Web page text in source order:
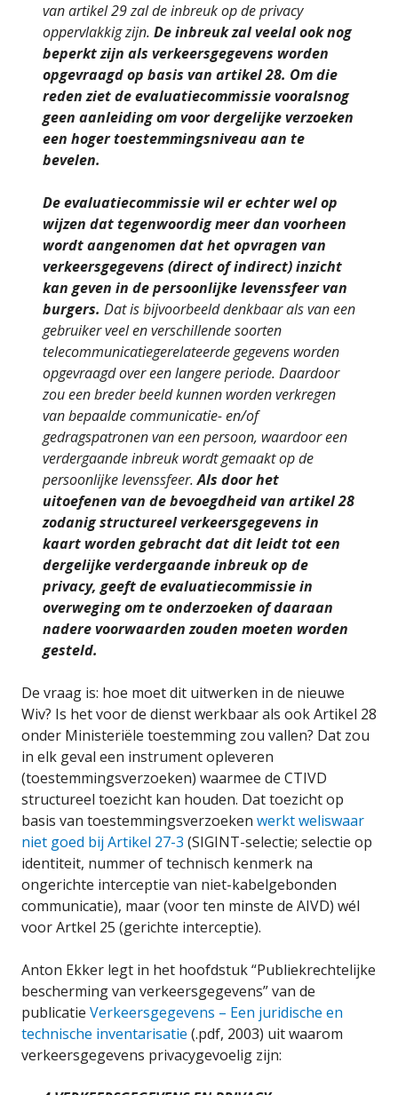
van artikel 29 zal de inbreuk op de privacy
oppervlakkig zijn. De inbreuk zal veelal ook nog
beperkt zijn als verkeersgegevens worden
opgevraagd op basis van artikel 28. Om die
reden ziet de evaluatiecommissie vooralsnog
geen aanleiding om voor dergelijke verzoeken
een hoger toestemmingsniveau aan te
bevelen.
De evaluatiecommissie wil er echter wel op
wijzen dat tegenwoordig meer dan voorheen
wordt aangenomen dat het opvragen van
verkeersgegevens (direct of indirect) inzicht
kan geven in de persoonlijke levenssfeer van
burgers. Dat is bijvoorbeeld denkbaar als van een
gebruiker veel en verschillende soorten
telecommunicatiegerelateerde gegevens worden
opgevraagd over een langere periode. Daardoor
zou een breder beeld kunnen worden verkregen
van bepaalde communicatie- en/of
gedragspatronen van een persoon, waardoor een
verdergaande inbreuk wordt gemaakt op de
persoonlijke levenssfeer.Als door het
uitoefenen van de bevoegdheid van artikel 28
zodanig structureel verkeersgegevens in
kaart worden gebracht dat dit leidt tot een
dergelijke verdergaande inbreuk op de
privacy, geeft de evaluatiecommissie in
overweging om te onderzoeken of daaraan
nadere voorwaarden zouden moeten worden
gesteld.
De vraag is: hoe moet dit uitwerken in de nieuwe
Wiv? Is het voor de dienst werkbaar als ook Artikel 28
onder Ministeriële toestemming zou vallen? Dat zou
in elk geval een instrument opleveren
(toestemmingsverzoeken) waarmee de CTIVD
structureel toezicht kan houden. Dat toezicht op
basis van toestemmingsverzoeken werkt weliswaar
niet goed bij Artikel 27-3 (SIGINT-selectie; selectie op
identiteit, nummer of technisch kenmerk na
ongerichte interceptie van niet-kabelgebonden
communicatie), maar (voor ten minste de AIVD) wél
voor Artkel 25 (gerichte interceptie).
Anton Ekker legt in het hoofdstuk “Publiekrechtelijke
bescherming van verkeersgegevens” van de
publicatie Verkeersgegevens – Een juridische en
technische inventarisatie (.pdf, 2003) uit waarom
verkeersgegevens privacygevoelig zijn: